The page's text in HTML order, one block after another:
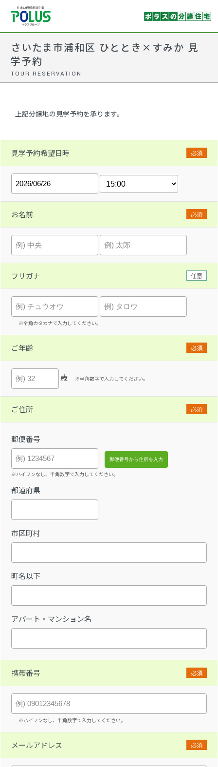
さいたま市浦和区 ひととき×すみか 見
学予約
TOUR RESERVATION
上記分譲地の見学予約を承ります。
見学予約希望日時 必須
お名前 必須
フリガナ 任意
※全角カタカナで入力してください。
ご年齢 必須
歳 ※半角数字で入力してください。
ご住所 必須
郵便番号
※ハイフンなし、半角数字で入力してください。
都道府県
市区町村
町名以下
アパート・マンション名
携帯番号 必須
※ハイフンなし、半角数字で入力してください。
メールアドレス 必須